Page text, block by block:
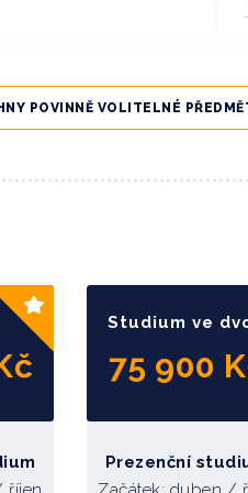
POVINNĚ VOLITELNÉ
Studium ve
75 900
Prezenční